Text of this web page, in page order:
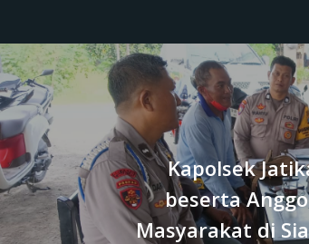
Kapolsek
beserta
Masyarakat di